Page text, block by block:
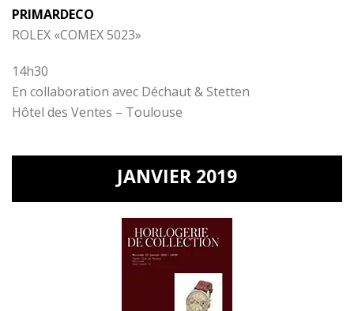
PRIMARDECO
ROLEX «COMEX 5023»
14h30
En collaboration avec Déchaut & Stetten
Hôtel des Ventes – Toulouse
JANVIER 2019